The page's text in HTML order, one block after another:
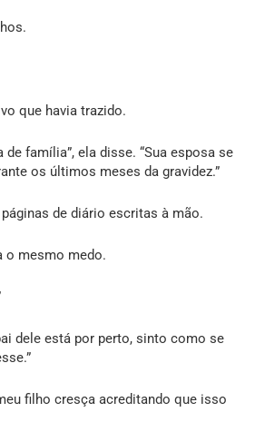
que havia trazido.
de família”, ela disse. “Sua esposa se
os últimos meses da gravidez.”
de diário escritas à mão.
o mesmo medo.
dele está por perto, sinto como se
filho cresça acreditando que isso